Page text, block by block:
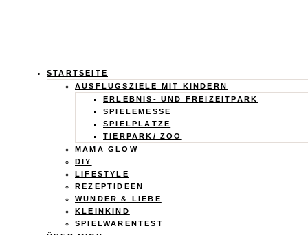
Calistas
Traum
STARTSEITE
AUSFLUGSZIELE MIT KINDERN
ERLEBNIS- UND FREIZEITPARK
SPIELEMESSE
SPIELPLÄTZE
TIERPARK/ ZOO
MAMA GLOW
DIY
LIFESTYLE
REZEPTIDEEN
WUNDER & LIEBE
KLEINKIND
SPIELWARENTEST